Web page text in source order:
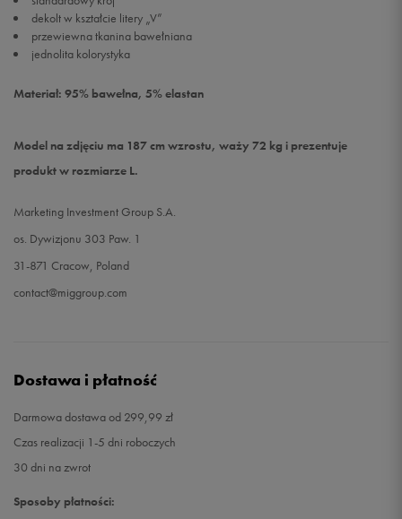
dekolt w kształcie litery „V”
przewiewna tkanina bawełniana
jednolita kolorystyka
Materiał: 95% bawełna, 5% elastan
Model na zdjęciu ma 187 cm wzrostu, waży 72 kg i prezentuje
produkt w rozmiarze L.
Marketing Investment Group S.A.
os. Dywizjonu 303 Paw. 1
31-871 Cracow, Poland
contact@miggroup.com
Dostawa i płatność
Darmowa dostawa od 299,99 zł
Czas realizacji 1-5 dni roboczych
30 dni na zwrot
Sposoby płatności: